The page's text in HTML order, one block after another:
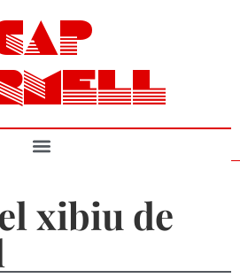
xibiu de